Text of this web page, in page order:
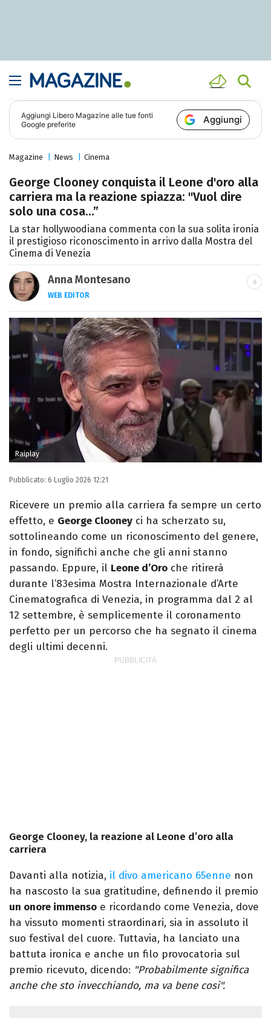
Aggiungi Libero Magazine alle tue fonti
Google preferite
Aggiungi
Magazine News Cinema
George Clooney conquista il Leone d'oro alla
carriera ma la reazione spiazza: "Vuol dire
solo una cosa…”
La star hollywoodiana commenta con la sua solita ironia
il prestigioso riconoscimento in arrivo dalla Mostra del
Cinema di Venezia
Anna Montesano
WEB EDITOR
Web editor appassionata di cinema e TV,
dopo la laurea in Lettere Moderne mi
specializzo in Editoria e Giornalismo e
trasformo la passione per la scrittura in un
lavoro.
Raiplay
Pubblicato: 6 Luglio 2026 12:21
Ricevere un premio alla carriera fa sempre un certo
effetto, e George Clooney ci ha scherzato su,
sottolineando come un riconoscimento del genere,
in fondo, significhi anche che gli anni stanno
passando. Eppure, il Leone d’Oro che ritirerà
durante l’83esima Mostra Internazionale d’Arte
Cinematografica di Venezia, in programma dal 2 al
12 settembre, è semplicemente il coronamento
perfetto per un percorso che ha segnato il cinema
degli ultimi decenni.
George Clooney, la reazione al Leone d’oro alla
carriera
Davanti alla notizia, il divo americano 65enne non
ha nascosto la sua gratitudine, definendo il premio
un onore immenso e ricordando come Venezia, dove
ha vissuto momenti straordinari, sia in assoluto il
suo festival del cuore. Tuttavia, ha lanciato una
battuta ironica e anche un filo provocatoria sul
premio ricevuto, dicendo: "Probabilmente significa
anche che sto invecchiando, ma va bene così".